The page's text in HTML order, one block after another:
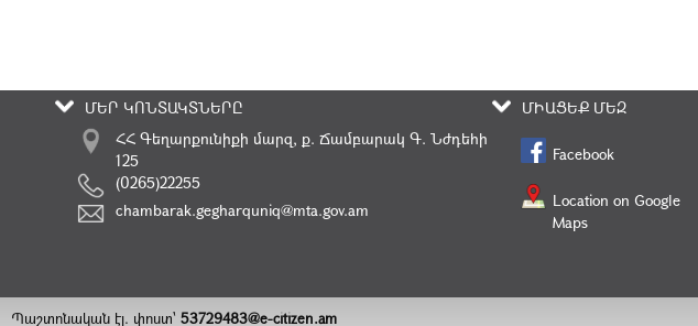
ՄԵՐ ԿՈՆՏԱԿՏՆԵՐԸ ՄԻԱՑԵՔ ՄԵԶ
ՀՀ Գեղարքունիքի մարզ, ք. Ճամբարակ Գ. Նժդեհի
125
(0265)22255
chambarak.gegharquniq@mta.gov.am
Facebook
Location on Google
Maps
Պաշտոնական էլ. փոստ` 53729483@e-citizen.am